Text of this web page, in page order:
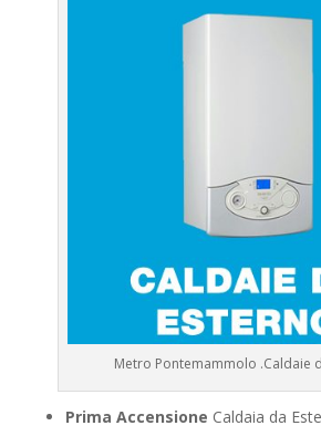
Metro Pontemammolo .Caldaie
Prima Accensione Caldaia da